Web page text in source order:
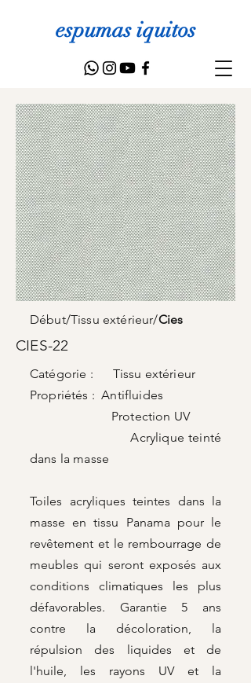
espumas iquitos
Début/Tissu extérieur/Cies
CIES-22
Catégorie : Tissu extérieur
Propriétés : Antifluides
Protection UV
Acrylique teinté
dans la masse
Toiles acryliques teintes dans la
masse en tissu Panama pour le
revêtement et le rembourrage de
meubles qui seront exposés aux
conditions climatiques les plus
défavorables. Garantie 5 ans
contre la décoloration, la
répulsion des liquides et de
l'huile, les rayons UV et la